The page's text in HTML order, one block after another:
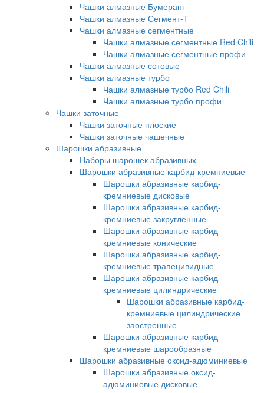
Чашки алмазные Бумеранг
Чашки алмазные Сегмент-Т
Чашки алмазные сегментные
Чашки алмазные сегментные Red Chili
Чашки алмазные сегментные профи
Чашки алмазные сотовые
Чашки алмазные турбо
Чашки алмазные турбо Red Chili
Чашки алмазные турбо профи
Чашки заточные
Чашки заточные плоские
Чашки заточные чашечные
Шарошки абразивные
Наборы шарошек абразивных
Шарошки абразивные карбид-кремниевые
Шарошки абразивные карбид-
кремниевые дисковые
Шарошки абразивные карбид-
кремниевые закругленные
Шарошки абразивные карбид-
кремниевые конические
Шарошки абразивные карбид-
кремниевые трапецивидные
Шарошки абразивные карбид-
кремниевые цилиндрические
Шарошки абразивные карбид-
кремниевые цилиндрические
заостренные
Шарошки абразивные карбид-
кремниевые шарообразные
Шарошки абразивные оксид-адюминиевые
Шарошки абразивные оксид-
адюминиевые дисковые